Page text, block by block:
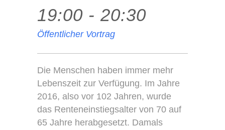
19:00 - 20:30
Öffentlicher Vortrag
Die Menschen haben immer mehr
Lebenszeit zur Verfügung. Im Jahre
2016, also vor 102 Jahren, wurde
das Renteneinstiegsalter von 70 auf
65 Jahre herabgesetzt. Damals